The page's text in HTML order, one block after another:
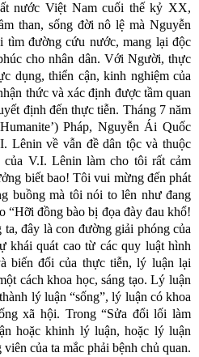
nước Việt Nam cuối thế kỷ XX,
than, sống đời nô lệ mà Nguyễn
tìm đường cứu nước, mang lại độc
cho nhân dân. Với Người, thực
dụng, thiển cận, kinh nghiệm của
thức và xác định được tầm quan
định đến thực tiễn. Tháng 7 năm
Pháp, Nguyễn Ái Quốc
Lênin về vẫn đề dân tộc và thuộc
V.I. Lênin làm cho tôi rất cảm
biết bao! Tôi vui mừng đến phát
buồng mà tôi nói to lên như đang
“Hỡi đồng bào bị đọa đày đau khổ!
đây là con đường giải phóng của
khái quát cao từ các quy luật hình
biến đổi của thực tiễn, lý luận lại
cách khoa học, sáng tạo. Lý luận
lý luận “sống”, lý luận có khoa
xã hội. Trong “Sửa đổi lối làm
hoặc khinh lý luận, hoặc lý luận
của ta mắc phải bệnh chủ quan.